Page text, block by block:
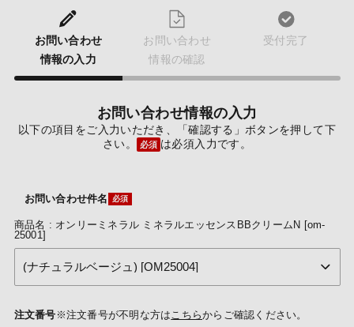
お問い合わせ
情報の入力
お問い合わせ
情報の確認
受付完了
お問い合わせ情報の入力
以下の項目をご入力いただき、「確認する」ボタンを押して下
さい。
必須 は必須入力です。
お問い合わせ件名
商品名 : オンリーミネラル ミネラルエッセンスBBクリームN [om-
25001]
注文番号 ※注文番号が不明な方は こちらからご確認ください。